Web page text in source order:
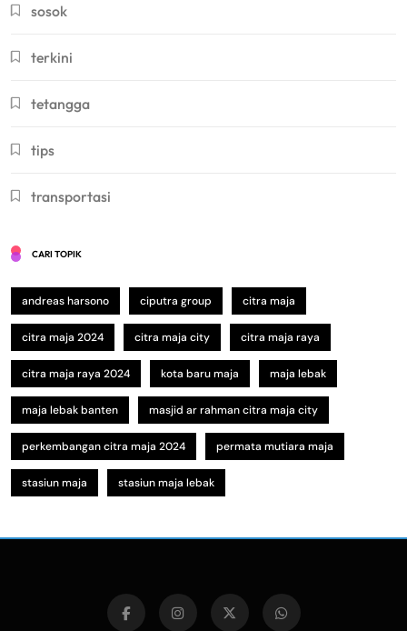
sosok
terkini
tetangga
tips
transportasi
CARI TOPIK
andreas harsono ciputra group citra maja
citra maja 2024 citra maja city citra maja raya
citra maja raya 2024 kota baru maja maja lebak
maja lebak banten masjid ar rahman citra maja city
perkembangan citra maja 2024 permata mutiara maja
stasiun maja stasiun maja lebak